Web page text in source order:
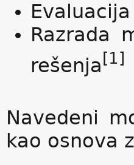
Razrada
rešenja[1]
Navedeni
kao osnova